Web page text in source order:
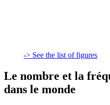
-> See the list of figures
Le nombre et la
dans le monde